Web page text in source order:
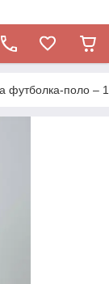
футболка-поло –